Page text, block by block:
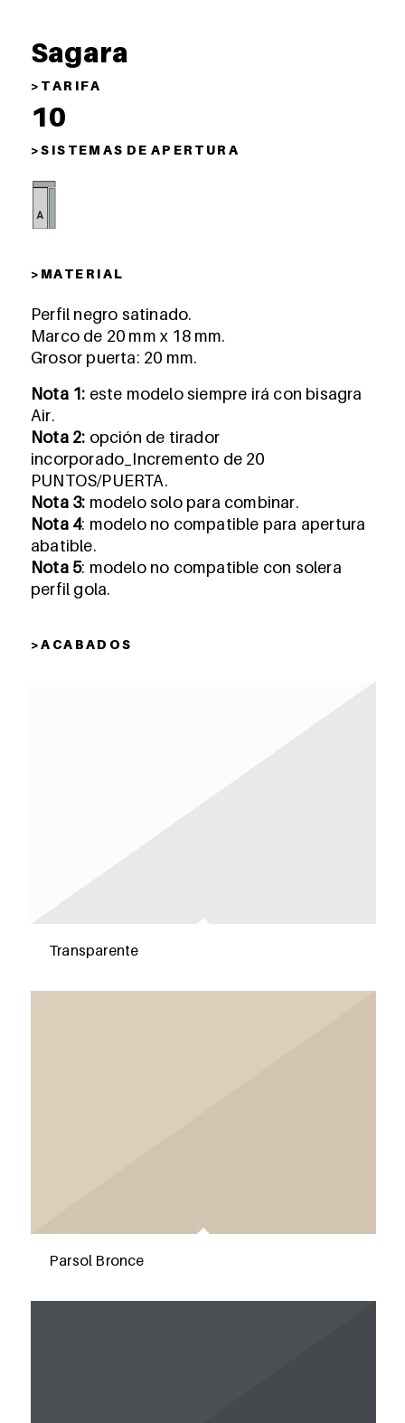
Sagara
> T A R I F A
10
> S I S T E M A S D E A P E R T U R A
> MA T E R I A L
Perfil negro satinado.
Marco de 20 mm x 18 mm.
Grosor puerta: 20 mm.
Nota 1: este modelo siempre irá con bisagra
Air.
Nota 2: opción de tirador
incorporado_Incremento de 20
PUNTOS/PUERTA.
Nota 3: modelo solo para combinar.
Nota 4: modelo no compatible para apertura
abatible.
Nota 5: modelo no compatible con solera
perfil gola.
> A C A B A D O S
Transparente
Parsol Bronce